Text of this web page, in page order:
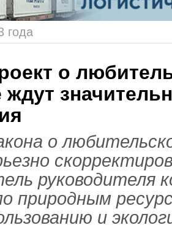
года
о
ждут
о
руководителя
природным
и